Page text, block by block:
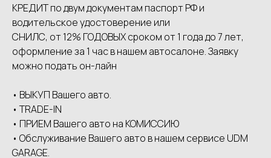
КРЕДИТ по двум документам паспорт РФ и
водительское удостоверение или
СНИЛС, от 12% ГОДОВЫХ сроком от 1 года до 7 лет,
оформление за 1 час в нашем автосалоне. Заявку
можно подать он-лайн
• ВЫКУП Вашего авто.
• ТRАDЕ-IN
• ПРИЕМ Вашего авто на КОМИССИЮ
• Обслуживание Вашего авто в нашем сервисе UDМ
GАRАGЕ.